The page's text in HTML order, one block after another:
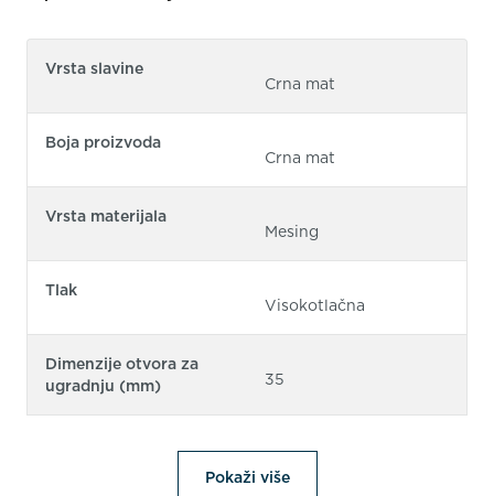
Vrsta slavine
Crna mat
Boja proizvoda
Crna mat
Vrsta materijala
Mesing
Tlak
Visokotlačna
Dimenzije otvora za
ugradnju (mm)
35
Pokaži više